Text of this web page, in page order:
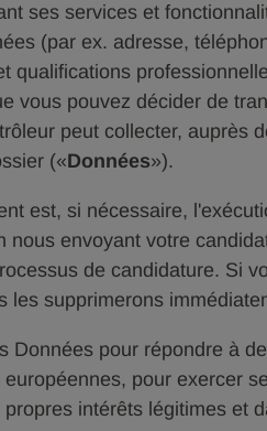
ses services et
(par ex. adresse,
qualifications
vous pouvez décider de
peut collecter, auprès
(«Données»).
est, si nécessaire,
nous envoyant votre
de candidature. Si
les supprimerons
Données pour répondre à
pour exercer
intérêts légitimes et